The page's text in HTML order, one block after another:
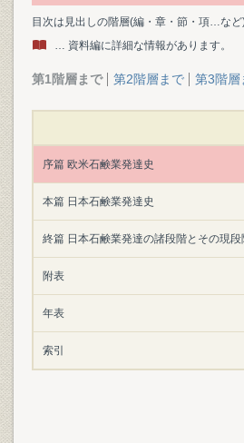
目次は見出しの階層(編・章・節・項…な
… 資料編に詳細な情報があります。
第1階層まで 第2階層まで 第3階層
序篇 欧米石鹸業発達史
本篇 日本石鹸業発達史
終篇 日本石鹸業発達の諸段階とその現
附表
年表
索引